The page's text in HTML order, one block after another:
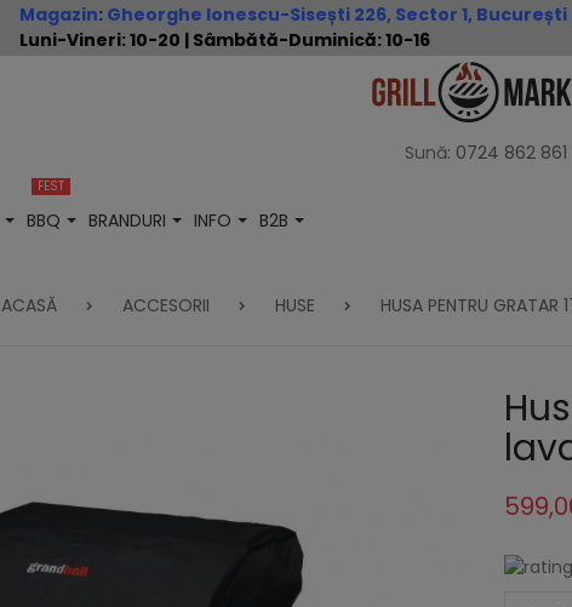
Magazin: Gheorghe Ionescu-Sisești 226, Sector 1, București
Luni-Vineri: 10-20 | Sâmbătă-Duminică: 10-16
Sună: 0724 862 861
BBQ
FEST
BRANDURI INFO
B2B
ACASĂ ACCESORII HUSE HUSA PENTRU